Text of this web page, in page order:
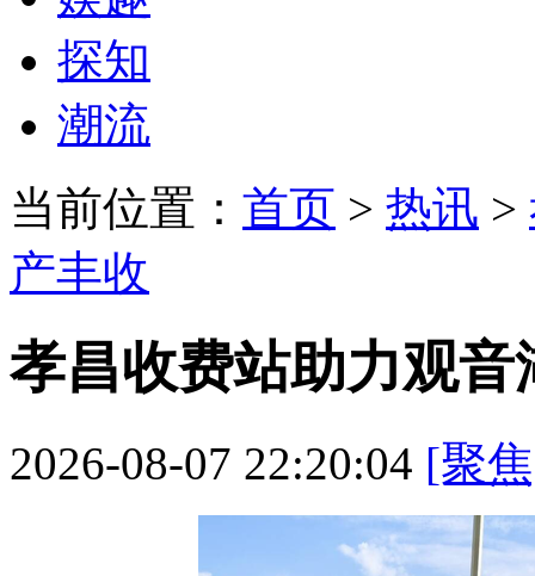
探知
潮流
当前位置： 首页 > 热讯 >
产丰收
孝昌收费站助力观
2026-08-07 22:20:04 [聚